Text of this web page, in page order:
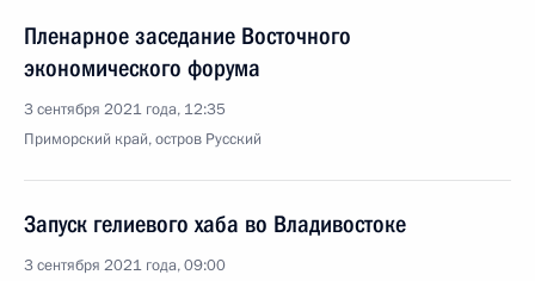
Пленарное заседание Восточного
экономического форума
3 сентября 2021 года, 12:35
Приморский край, остров Русский
Запуск гелиевого хаба во Владивостоке
3 сентября 2021 года, 09:00